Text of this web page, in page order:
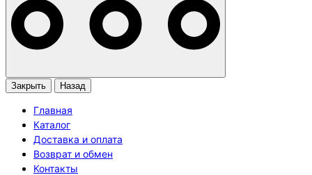
Закрыть Назад
Главная
Каталог
Доставка и оплата
Возврат и обмен
Контакты